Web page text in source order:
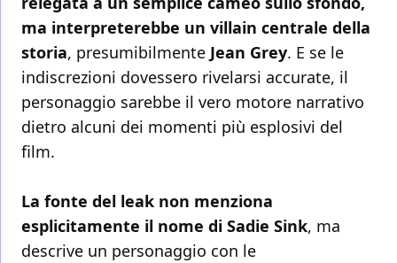
ma interpreterebbe un villain centrale della
storia, presumibilmente Jean Grey. E se le
indiscrezioni dovessero rivelarsi accurate, il
personaggio sarebbe il vero motore narrativo
dietro alcuni dei momenti più esplosivi del
film.
La fonte del leak non menziona
esplicitamente il nome di Sadie Sink, ma
descrive un personaggio con le